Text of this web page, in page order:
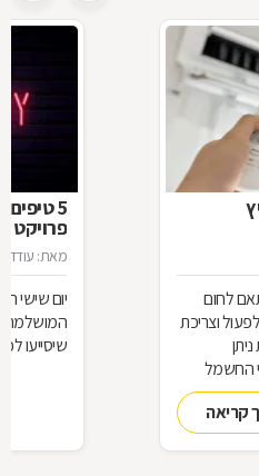
לחום
וצריכת
החשמל
קריאה
5
פרויקט
מאת: עודד
יום שישי
המושלמת
שיסייעו